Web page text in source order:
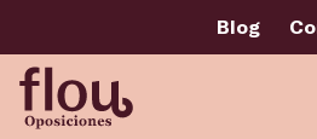
Blog